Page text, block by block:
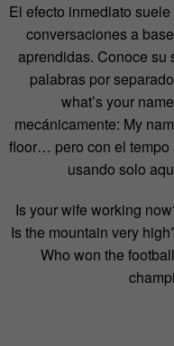
El efecto inmediato
conversaciones a
aprendidas. Conoce su
palabras por
what’s your
mecánicamente: My
floor… pero con el tempo
usando solo
Is your wife working
Is the mountain very
Who won the